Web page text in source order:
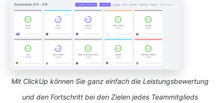
Mit ClickUp können Sie ganz einfach die Leistungsbewertung
und den Fortschritt bei den Zielen jedes Teammitglieds